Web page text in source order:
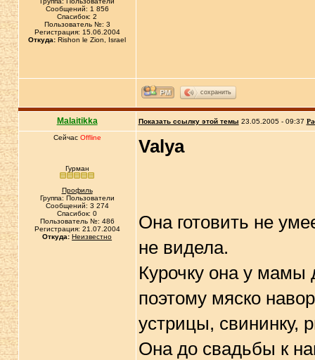
Сообщений: 1 856
Спасибок: 2
Пользователь №: 3
Регистрация: 15.06.2004
Откуда: Rishon le Zion, Israel
сохранить
Malaitikka Показать ссылку этой темы 23.05.2005 - 09:37
Сейчас Offline
Гурман
Профиль
Группа: Пользователи
Сообщений: 3 274
Спасибок: 0
Пользователь №: 486
Регистрация: 21.07.2004
Откуда: Неизвестно
Valya
Она готовить не
не видела.
Курочку она у
поэтому мяско
устрицы, свининку,
Она до свадьбы к